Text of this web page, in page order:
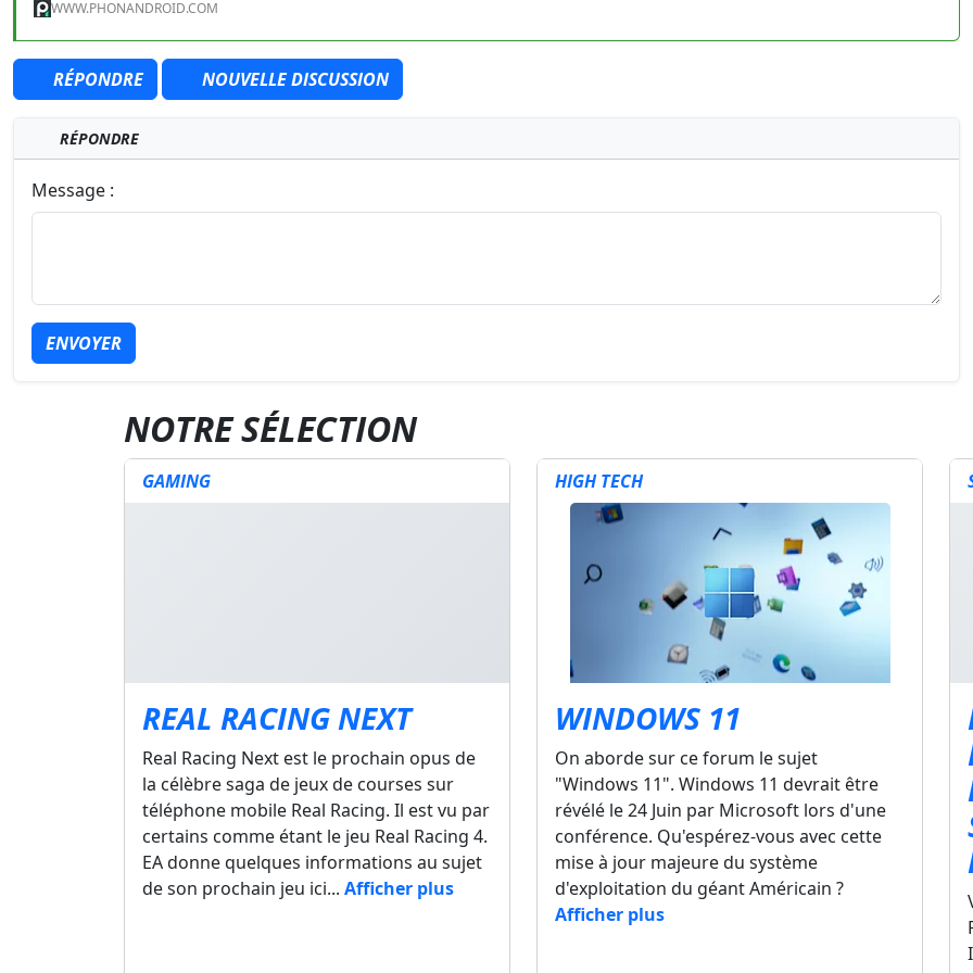
WWW.PHONANDROID.COM
RÉPONDRE NOUVELLE DISCUSSION
RÉPONDRE
Message :
ENVOYER
NOTRE SÉLECTION
GAMING
REAL RACING NEXT
Real Racing Next est le prochain opus de
la célèbre saga de jeux de courses sur
téléphone mobile Real Racing. Il est vu par
certains comme étant le jeu Real Racing 4.
EA donne quelques informations au sujet
de son prochain jeu ici... Afficher plus
HIGH TECH
WINDOWS 11
On aborde sur ce forum le sujet
"Windows 11". Windows 11 devrait être
révélé le 24 Juin par Microsoft lors d'une
conférence. Qu'espérez-vous avec cette
mise à jour majeure du système
d'exploitation du géant Américain ?
Afficher plus